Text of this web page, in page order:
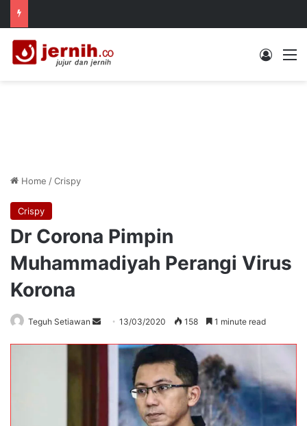
Log In
Home /Crispy
Crispy
Dr Corona Pimpin
Muhammadiyah Perangi Virus
Korona
Teguh Setiawan
Send13/03/2020 158 1 minute read